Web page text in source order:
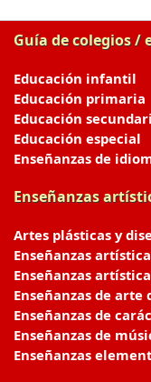
Guía de colegios /
Educación infantil
Educación primaria
Educación
Educación especial
Enseñanzas de
Enseñanzas
Artes plásticas y
Enseñanzas
Enseñanzas
Enseñanzas de arte
Enseñanzas de
Enseñanzas de
Enseñanzas